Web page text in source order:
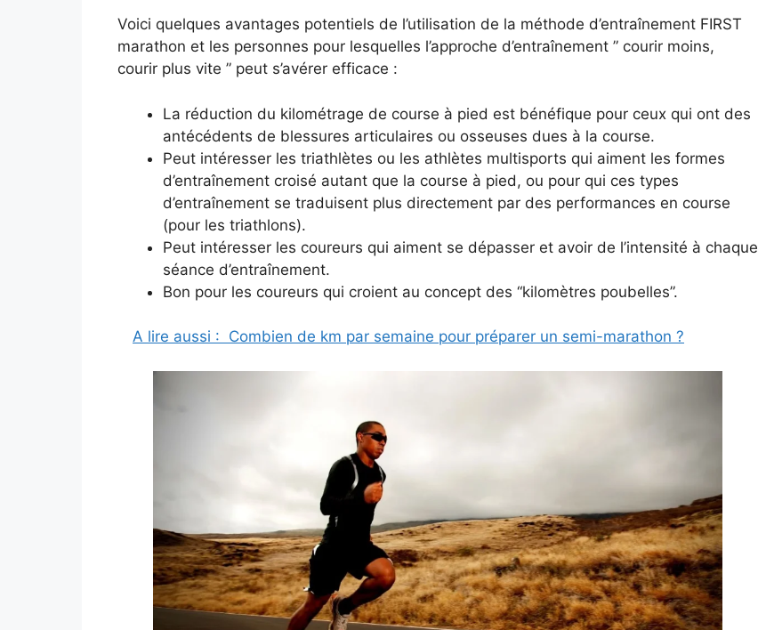
Voici quelques avantages potentiels de l’utilisation de la méthode d’entraînement FIRST
marathon et les personnes pour lesquelles l’approche d’entraînement ” courir moins,
courir plus vite ” peut s’avérer efficace :
La réduction du kilométrage de course à pied est bénéfique pour ceux qui ont des
antécédents de blessures articulaires ou osseuses dues à la course.
Peut intéresser les triathlètes ou les athlètes multisports qui aiment les formes
d’entraînement croisé autant que la course à pied, ou pour qui ces types
d’entraînement se traduisent plus directement par des performances en course
(pour les triathlons).
Peut intéresser les coureurs qui aiment se dépasser et avoir de l’intensité à chaque
séance d’entraînement.
Bon pour les coureurs qui croient au concept des “kilomètres poubelles”.
A lire aussi : Combien de km par semaine pour préparer un semi-marathon ?